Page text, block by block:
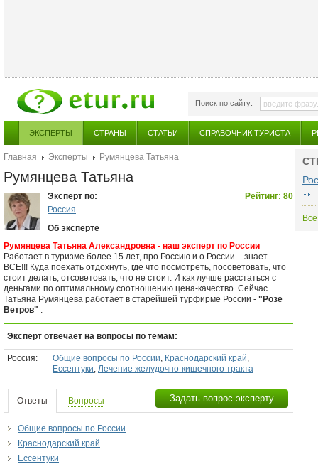
Поиск по сайту:
ЭКСПЕРТЫ СТРАНЫ СТАТЬИ СПРАВОЧНИК ТУРИСТА
Главная Эксперты Румянцева Татьяна
Румянцева Татьяна
Рейтинг: 80
Эксперт по:
Россия
Об эксперте
Румянцева Татьяна Александровна - наш эксперт по России
Работает в туризме более 15 лет, про Россию и о России – знает
ВСЕ!!! Куда поехать отдохнуть, где что посмотреть, посоветовать, что
стоит делать, отсоветовать, что не стоит. И как лучше расстаться с
деньгами по оптимальному соотношению цена-качество. Сейчас
Татьяна Румянцева работает в старейшей турфирме России - "Розе
Ветров" .
Эксперт отвечает на вопросы по темам:
Россия: Общие вопросы по России, Краснодарский край,
Ессентуки, Лечение желудочно-кишечного тракта
Ответы Вопросы Задать вопрос эксперту
Общие вопросы по России
Краснодарский край
Ессентуки